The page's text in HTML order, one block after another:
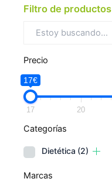
Filtro de productos
Precio
17€
17 20
Categorías
Dietética (2)
Marcas